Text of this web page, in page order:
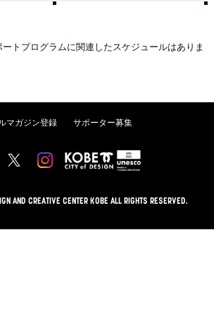
トプログラムに関連したスケジュールはありま
マガジン登録 サポーター募集
AND CREATIVE CENTER KOBE ALL RIGHTS RESERVED.